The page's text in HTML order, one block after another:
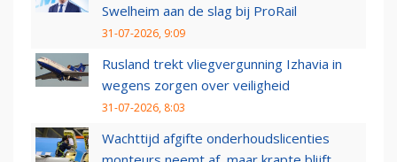
Swelheim aan de slag bij ProRail
31-07-2026, 9:09
Rusland trekt vliegvergunning Izhavia in
wegens zorgen over veiligheid
31-07-2026, 8:03
Wachttijd afgifte onderhoudslicenties